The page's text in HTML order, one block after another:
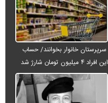
سرپرستان خانوار بخوانند/ حساب
این افراد ۴ میلیون تومان شارژ شد